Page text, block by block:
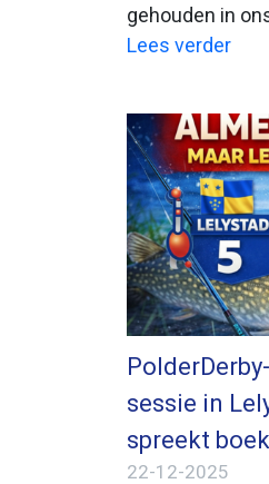
gehouden in
Lees verder
sessie in
spreekt
22-12-2025